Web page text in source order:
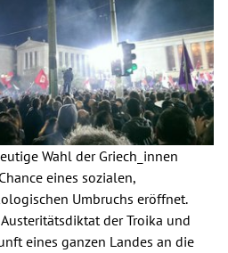
Wahl der Griech_innen
eines sozialen,
Umbruchs eröffnet.
der Troika und
eines ganzen Landes an die